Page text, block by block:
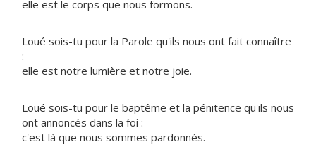
elle est le corps que nous formons.
Loué sois-tu pour la Parole qu'ils nous ont fait connaître
:
elle est notre lumière et notre joie.
Loué sois-tu pour le baptême et la pénitence qu'ils nous
ont annoncés dans la foi :
c'est là que nous sommes pardonnés.